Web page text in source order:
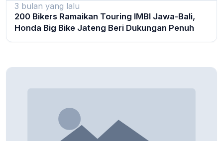
3 bulan yang lalu
200 Bikers Ramaikan Touring IMBI Jawa-Bali,
Honda Big Bike Jateng Beri Dukungan Penuh